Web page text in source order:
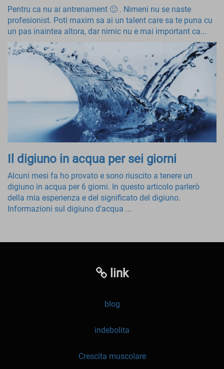
Pentru ca nu ai antrenament 🙂 . Nimeni nu se naste
profesionist. Poti maxim sa ai un talent care sa te puna cu
un pas inaintea altora, dar nimic nu e mai important ca...
Il digiuno in acqua per sei giorni
Alcuni mesi fa ho provato e sono riuscito a tenere un
digiuno in acqua per 6 giorni. In questo articolo parlerò
della mia esperienza e del significato del digiuno.
Informazioni sul digiuno d'acqua ...
link
blog
indebolita
Crescita muscolare